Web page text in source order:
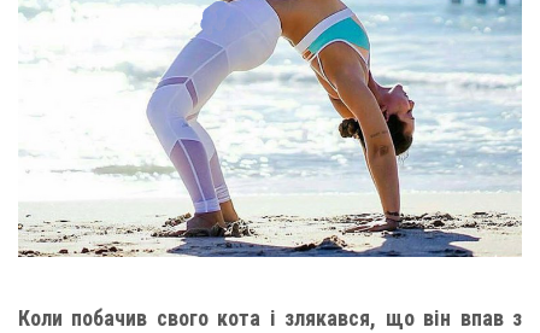
Коли побачив свого кота і злякався, що він впав з